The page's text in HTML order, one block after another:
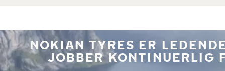
NOKIAN TYRES ER
JOBBER KONTINUERLIG